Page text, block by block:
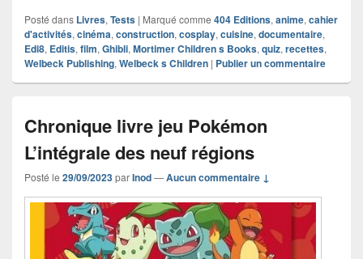
Posté dans Livres, Tests | Marqué comme 404 Editions, anime, cahier
d'activités, cinéma, construction, cosplay, cuisine, documentaire,
Edi8, Editis, film, Ghibli, Mortimer Children s Books, quiz, recettes,
Welbeck Publishing, Welbeck s Children | Publier un commentaire
Chronique livre jeu Pokémon
L’intégrale des neuf régions
Posté le 29/09/2023parInod—Aucun commentaire ↓